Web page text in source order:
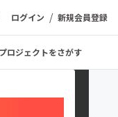
ログイン / 新規会員登録
プロジェクトをさがす